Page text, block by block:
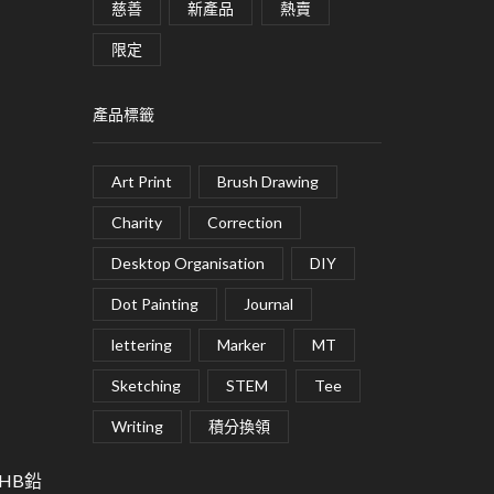
鉛
慈善 新產品 熱賣
限定
產品標籤
Art Print Brush Drawing
Charity Correction
Desktop Organisation DIY
Dot Painting Journal
lettering Marker MT
Sketching STEM Tee
Writing 積分換領